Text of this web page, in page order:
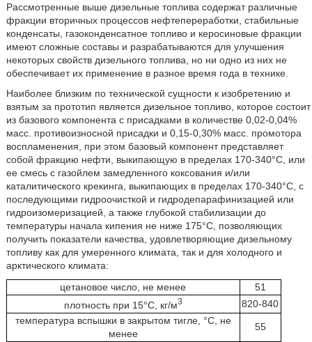
Рассмотренные выше дизельные топлива содержат различные
фракции вторичных процессов нефтепереработки, стабильные
конденсаты, газоконденсатное топливо и керосиновые фракции
имеют сложные составы и разрабатываются для улучшения
некоторых свойств дизельного топлива, но ни одно из них не
обеспечивает их применение в разное время года в технике.
Наиболее близким по технической сущности к изобретению и
взятым за прототип является дизельное топливо, которое состоит
из базового компонента с присадками в количестве 0,02-0,04%
масс. противоизносной присадки и 0,15-0,30% масс. промотора
воспламенения, при этом базовый компонент представляет
собой фракцию нефти, выкипающую в пределах 170-340°C, или
ее смесь с газойлем замедленного коксования и/или
каталитического крекинга, выкипающих в пределах 170-340°C, с
последующими гидроочисткой и гидродепарафинизацией или
гидроизомеризацией, а также глубокой стабилизации до
температуры начала кипения не ниже 175°C, позволяющих
получить показатели качества, удовлетворяющие дизельному
топливу как для умеренного климата, так и для холодного и
арктического климата:
цетановое число, не менее
51
плотность при 15°C, кг/м3
820-840
температура вспышки в закрытом тигле, °C, не
менее
55